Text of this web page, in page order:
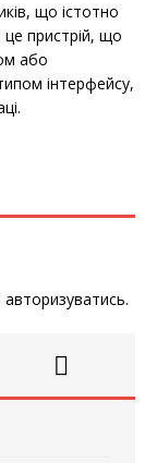
що істотно
це пристрій, що
або
інтерфейсу,
авторизуватись.